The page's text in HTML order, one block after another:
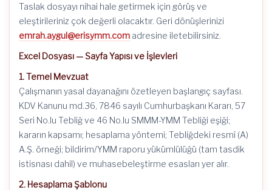
Taslak dosyayı nihai hale getirmek için görüş ve
eleştirileriniz çok değerli olacaktır. Geri dönüşlerinizi
emrah.aygul@erisymm.com adresine iletebilirsiniz.
Excel Dosyası — Sayfa Yapısı ve İşlevleri
1. Temel Mevzuat
Çalışmanın yasal dayanağını özetleyen başlangıç sayfası.
KDV Kanunu md.36, 7846 sayılı Cumhurbaşkanı Kararı, 57
Seri No.lu Tebliğ ve 46 No.lu SMMM-YMM Tebliği eşiği;
kararın kapsamı; hesaplama yöntemi; Tebliğdeki resmî (A)
A.Ş. örneği; bildirim/YMM raporu yükümlülüğü (tam tasdik
istisnası dahil) ve muhasebeleştirme esasları yer alır.
2. Hesaplama Şablonu